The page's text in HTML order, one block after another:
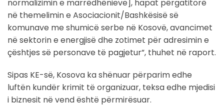
normalizimin e marrëdhënieve], hapat përgatitorë
në themelimin e Asociacionit/Bashkësisë së
komunave me shumicë serbe në Kosovë, avancimet
në sektorin e energjisë dhe zotimet për adresimin e
çështjes së personave të pagjetur”, thuhet në raport.
Sipas KE-së, Kosova ka shënuar përparim edhe
luftën kundër krimit të organizuar, teksa edhe mjedisi
i biznesit në vend është përmirësuar.